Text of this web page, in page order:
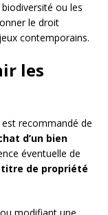
ou les
le droit
contemporains.
les
recommandé de
d’un bien
éventuelle de
titre de propriété